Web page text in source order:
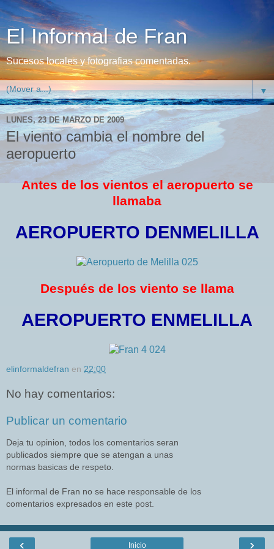
El Informal de Fran
Sucesos locales y fotografias comentadas.
▼
LUNES, 23 DE MARZO DE 2009
El viento cambia el nombre del
aeropuerto
Antes de los vientos el aeropuerto se
llamaba
AEROPUERTO DENMELILLA
Después de los viento se llama
AEROPUERTO ENMELILLA
elinformaldefran en 22:00
No hay comentarios:
Publicar un comentario
Deja tu opinion, todos los comentarios seran
publicados siempre que se atengan a unas
normas basicas de respeto.
El informal de Fran no se hace responsable de los
comentarios expresados en este post.
‹ ›
Inicio